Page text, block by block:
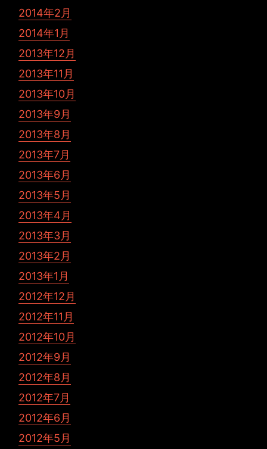
2014年2月
2014年1月
2013年12月
2013年11月
2013年10月
2013年9月
2013年8月
2013年7月
2013年6月
2013年5月
2013年4月
2013年3月
2013年2月
2013年1月
2012年12月
2012年11月
2012年10月
2012年9月
2012年8月
2012年7月
2012年6月
2012年5月